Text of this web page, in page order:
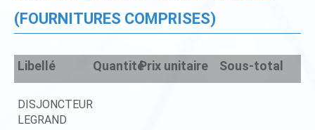
(FOURNITURES COMPRISES)
Libellé QuantitéPrix unitaire Sous-total
DISJONCTEUR
LEGRAND